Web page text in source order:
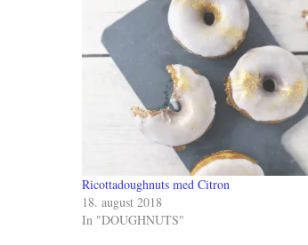
Ricottadoughnuts med Citron
18. august 2018
In "DOUGHNUTS"